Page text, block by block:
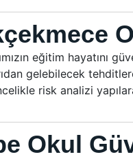
eğitim hayatını
gelebilecek
risk analizi
Okul